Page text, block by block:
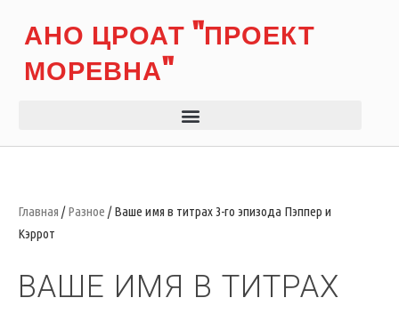
АНО ЦРОАТ "ПРОЕКТ
МОРЕВНА"
Главная /Разное / Ваше имя в титрах 3-го эпизода Пэппер и
Кэррот
ВАШЕ ИМЯ В ТИТРАХ